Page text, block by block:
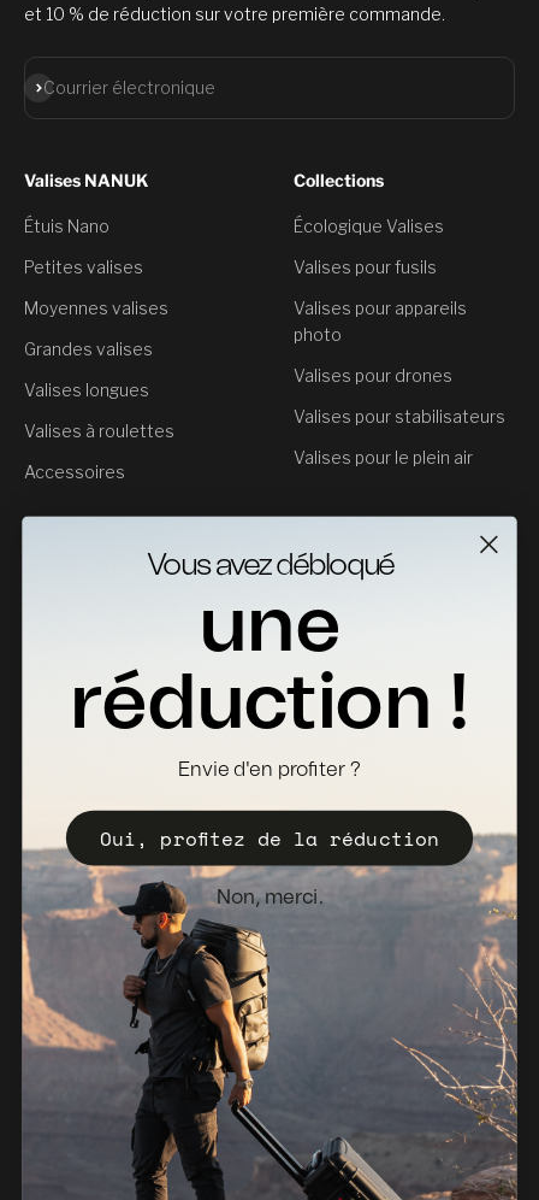
et 10 % de réduction sur votre première commande.
Courrier électronique
S'abonner
Valises NANUK
Étuis Nano
Petites valises
Moyennes valises
Grandes valises
Valises longues
Valises à roulettes
Accessoires
Collections
Écologique Valises
Valises pour fusils
Valises pour appareils
photo
Valises pour drones
Valises pour stabilisateurs
Valises pour le plein air
Fiches Techniques
Où acheter
Politique de vente
Bulletin d'information
Pays-Bas (EUR €)
© 2026, NANUK Europe.Propulsé par Shopify
Vous avez débloqué
une
réduction !
Envie d'en profiter ?
Oui, profitez de la réduction
Non, merci.